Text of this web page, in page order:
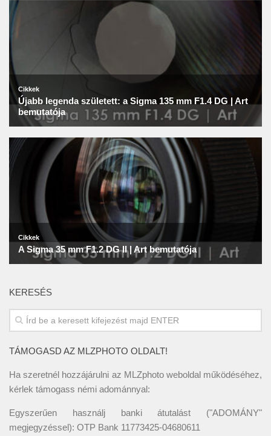
KERESÉS
TÁMOGASD AZ MLZPHOTO OLDALT!
Ha szeretnél hozzájárulni az MLZphoto weboldal működéséhez,
kérlek támogass némi adománnyal:
Egyszerűen használj banki átutalást ("ADOMÁNY"
megjegyzéssel): OTP Bank 11773425-04680611